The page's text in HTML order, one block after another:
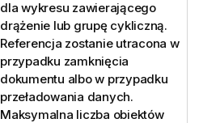
dla wykresu zawierającego
drążenie lub grupę cykliczną.
Referencja zostanie utracona w
przypadku zamknięcia
dokumentu albo w przypadku
przeładowania danych.
Maksymalna liczba obiektów